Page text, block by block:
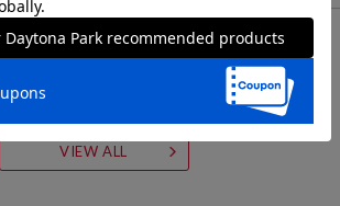
FOR YOU
あなたにおすすめのアイテム
VIEW ALL